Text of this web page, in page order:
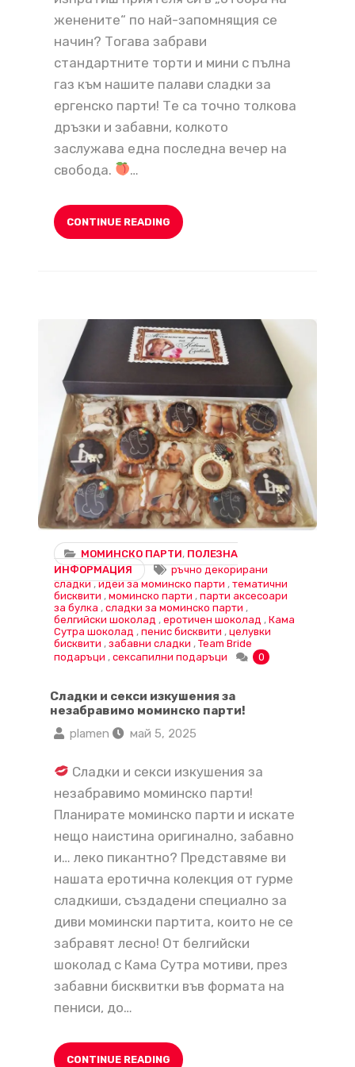
женените“ по най-запомнящия се
начин? Тогава забрави
стандартните торти и мини с пълна
газ към нашите палави сладки за
ергенско парти! Те са точно толкова
дръзки и забавни, колкото
заслужава една последна вечер на
свобода.
…
CONTINUE READING
МОМИНСКО ПАРТИ, ПОЛЕЗНА
ИНФОРМАЦИЯ
ръчно декорирани
сладки ,идеи за моминско парти , тематични
бисквити , моминско парти , парти аксесоари
за булка , сладки за моминско парти ,
белгийски шоколад , еротичен шоколад , Кама
Сутра шоколад , пенис бисквити , целувки
бисквити , забавни сладки , Team Bride
подаръци , сексапилни подаръци 0
Сладки и секси изкушения за
незабравимо моминско парти!
plamen
май 5, 2025
Сладки и секси изкушения за
незабравимо моминско парти!
Планирате моминско парти и искате
нещо наистина оригинално, забавно
и… леко пикантно? Представяме ви
нашата еротична колекция от гурме
сладкиши, създадени специално за
диви момински партита, които не се
забравят лесно! От белгийски
шоколад с Кама Сутра мотиви, през
забавни бисквитки във формата на
пениси, до…
CONTINUE READING